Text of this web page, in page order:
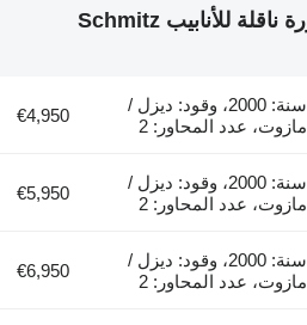
أسعار وحدات نصف مقطورة ناقلة للأنابيب Schmitz
سنة: 2000، وقود: ديزل /
مازوت، عدد المحاور: 2
€4,950
سنة: 2000، وقود: ديزل /
مازوت، عدد المحاور: 2
€5,950
سنة: 2000، وقود: ديزل /
مازوت، عدد المحاور: 2
€6,950